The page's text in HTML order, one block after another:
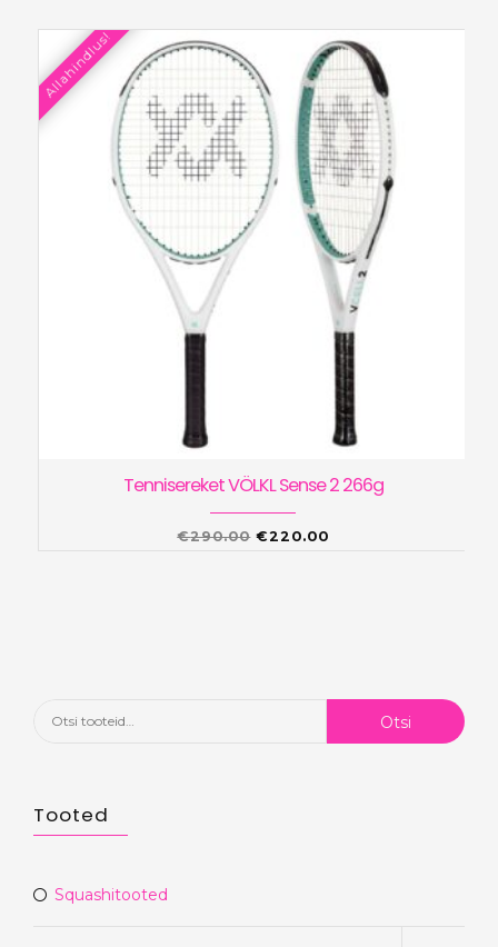
€330.00.€240.00.
Allahindlus!
Tennisereket VÖLKL Sense 2 266g
€290.00 Algne
€220.00
Otsi: Otsi
Tooted
Squashitooted